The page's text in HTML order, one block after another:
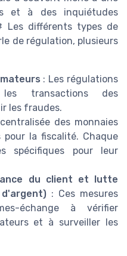
et à des inquiétudes
Les différents types de
de régulation, plusieurs
: Les régulations
transactions des
les fraudes.
des monnaies
la fiscalité. Chaque
spécifiques pour leur
du client et lutte
: Ces mesures
échange à vérifier
et à surveiller les